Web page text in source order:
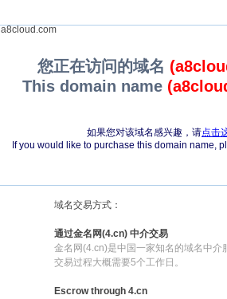
a8cloud.com
您正在访问的域名
This domain name
如果您对该域名感兴趣，请点击
If you would like to purchase this domain name,
域名交易方式：
通过金名网(4.cn) 中介交易
金名网(4.cn)是中国一家知名的域名中介
交易过程大概需要5个工作日。
Escrow through 4.cn